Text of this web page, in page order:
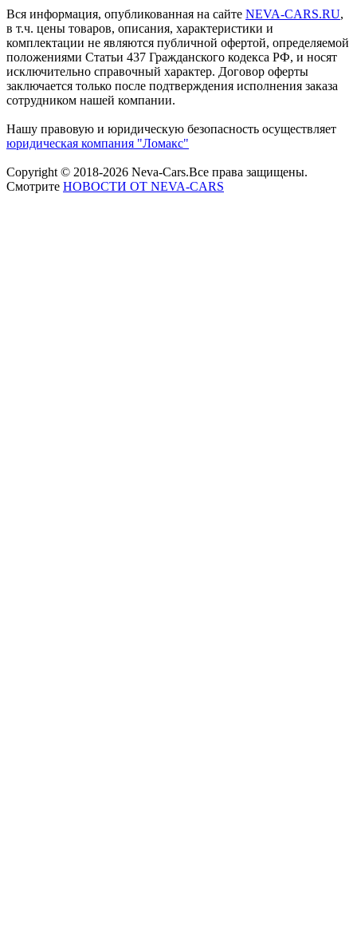
Вся информация, опубликованная на сайте NEVA-CARS.RU,
в т.ч. цены товаров, описания, характеристики и
комплектации не являются публичной офертой, определяемой
положениями Статьи 437 Гражданского кодекса РФ, и носят
исключительно справочный характер. Договор оферты
заключается только после подтверждения исполнения заказа
сотрудником нашей компании.
Нашу правовую и юридическую безопасность осуществляет
юридическая компания "Ломакс"
Copyright © 2018-2026 Neva-Cars.Все права защищены.
Смотрите НОВОСТИ ОТ NEVA-CARS